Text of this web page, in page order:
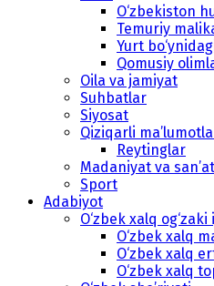
O‘zbekiston
Temuriy
Yurt
Qomusiy
Oila va jamiyat
Suhbatlar
Siyosat
Qiziqarli
Reytinglar
Madaniyat va san’at
Sport
Adabiyot
O‘zbek xalq og‘zaki
O‘zbek xalq
O‘zbek xalq
O‘zbek xalq